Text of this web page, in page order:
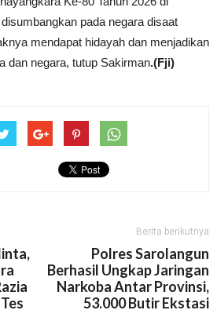
pada negara disaat
mendapat hidayah dan menjadikan
dan negara, tutup Sakirman.(Fji)
Berita berikutnya
Polres Sarolangun
Berhasil Ungkap Jaringan
Narkoba Antar Provinsi,
53.000 Butir Ekstasi